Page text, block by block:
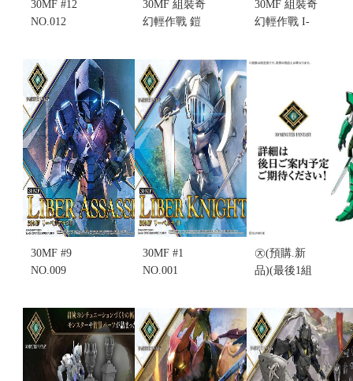
30MF #12
NO.012
LANCER 洛
桑槍兵 組裝
模型(不挑盒
況)(售完缺
貨...
售價:0
30MF 組裝奇
幻輕作戰 鎧
兵 蒼穹之魁
人(不挑盒況)
(售完缺貨...
售價:0
30MF 組裝奇
幻輕作戰 I-
30MF #9
NO.009
ASSASSIN
里博刺客 組
裝模型(不挑
盒況)(售完缺
30MF #1
NO.001
KNIGHT 里
博騎士 組裝
模型 (不挑盒
況)
售價:460
㉨(預購.新
品)(最後1組
年10月生產
販售)萬代
30MF 組裝奇
幻輕作戰 鎧
真傳武士騎